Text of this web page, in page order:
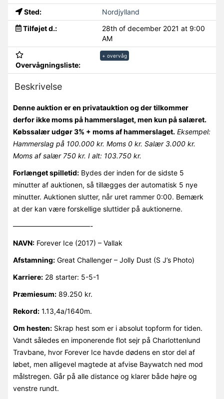
Sted:
Nordjylland
Tilføjet d.:
28th of december 2021 at 9:00
AM
Overvågningsliste:
+ overvåg
Beskrivelse
Denne auktion er en privatauktion og der tilkommer
derfor ikke moms på hammerslaget, men kun på salæret.
Købssalær udgør 3% + moms af hammerslaget. Eksempel:
Hammerslag på 100.000 kr. Moms 0 kr. Salær 3.000 kr.
Moms af salær 750 kr. I alt: 103.750 kr.
Forlænget spilletid:Bydes der inden for de sidste 5
minutter af auktionen, så tillægges der automatisk 5 nye
minutter. Auktionen slutter, når uret rammer 0:00. Bemærk
at der kan være forskellige sluttider på auktionerne.
———————————-
NAVN:Forever Ice (2017) – Vallak
Afstamning:Great Challenger – Jolly Dust (S J’s Photo)
Karriere:28 starter: 5-5-1
Præmiesum:89.250 kr.
Rekord:1.13,4a/1640m.
Om hesten:Skrap hest som er i absolut topform for tiden.
Vandt således en imponerende flot sejr på Charlottenlund
Travbane, hvor Forever Ice havde dødens en stor del af
løbet, men alligevel magtede at afvise Baywatch ned mod
målstregen. Går på alle distance og klarer både højre og
venstre rundt.